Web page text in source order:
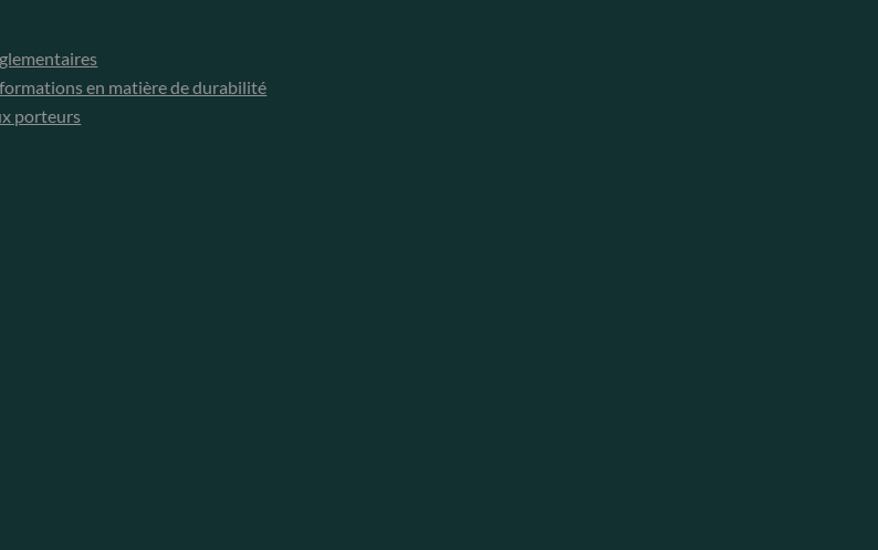
en matière de durabilité
porteurs